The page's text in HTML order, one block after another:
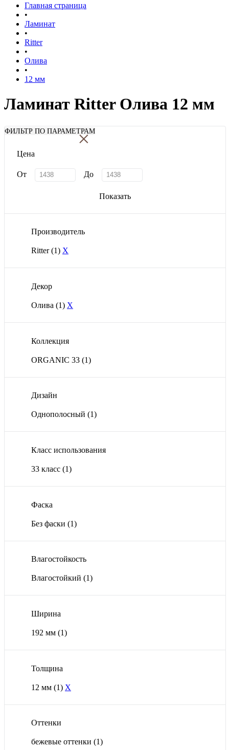
Главная страница
•
Ламинат
•
Ritter
•
Олива
•
12 мм
Ламинат Ritter Олива 12 мм
ФИЛЬТР ПО ПАРАМЕТРАМ
×
Цена
От До
Показать
Производитель
Ritter(1) X
Декор
Олива (1) X
Коллекция
ORGANIC 33 (1)
Дизайн
Однополосный (1)
Класс использования
33 класс (1)
Фаска
Без фаски (1)
Влагостойкость
Влагостойкий (1)
Ширина
192 мм (1)
Толщина
12 мм (1) X
Оттенки
бежевые оттенки (1)